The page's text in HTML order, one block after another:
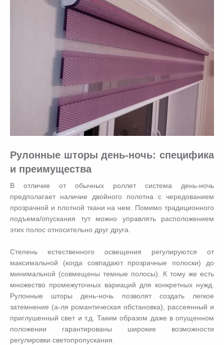
Рулонные шторы день-ночь: специфика
и преимущества
В отличие от обычных роллет система день-ночь
предполагает наличие двойного полотна с чередованием
прозрачной и плотной ткани на нем. Помимо традиционного
подъема/опускания тут можно управлять расположением
этих полос относительно друг друга.
Степень естественного освещения регулируются от
максимальной (когда совпадают прозрачные полоски) до
минимальной (совмещены темные полосы). К тому же есть
множество промежуточных вариаций для конкретных нужд.
Рулонные шторы день-ночь позволят создать легкое
затемнение (а-ля романтическая обстановка), рассеянный и
приглушенный свет и т.д. Таким образом даже в опущенном
положении гарантированы широкие возможности
регулировки светопропускания.